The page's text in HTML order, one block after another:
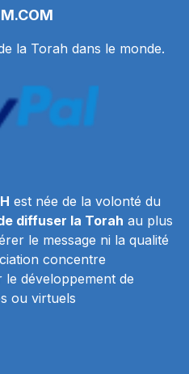
la Torah dans le monde.
est née de la volonté du
diffuser la Torah au plus
le message ni la qualité
concentre
développement de
ou virtuels